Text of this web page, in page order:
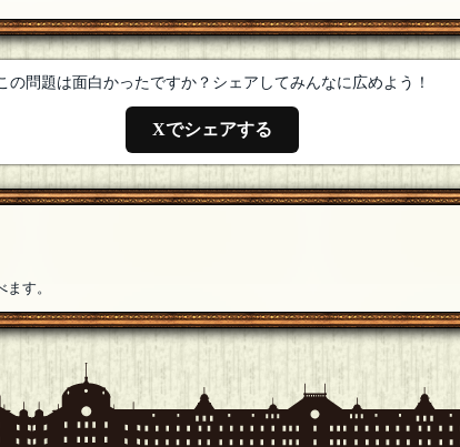
の問題は面白かったですか？シェアしてみんなに広めよう！
Xでシェアする
す。